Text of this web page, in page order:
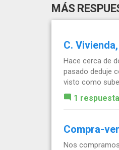
MÁS
C.
Hace cerca de
pasado deduje
visto como
1 respuesta
Compra-
Nos